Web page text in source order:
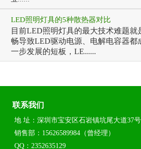
LED照明灯具的5种散热器对比
目前LED照明灯具的最大技术难题就
畅导致LED驱动电源、电解电容器都
一步发展的短板，LE......
联系我们
地 址：深圳市宝安区石岩镇坑尾大道37
销售部：15626589984（曾经理）
QQ：2352635129